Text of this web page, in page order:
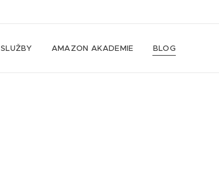
SLUŽBY AMAZON AKADEMIE BLOG